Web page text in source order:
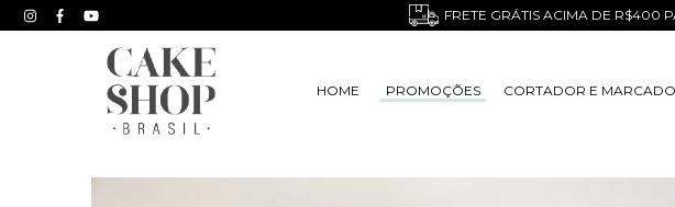
FRETE GRÁTIS ACIMA DE R$400
HOME PROMOÇÕES CORTADOR E